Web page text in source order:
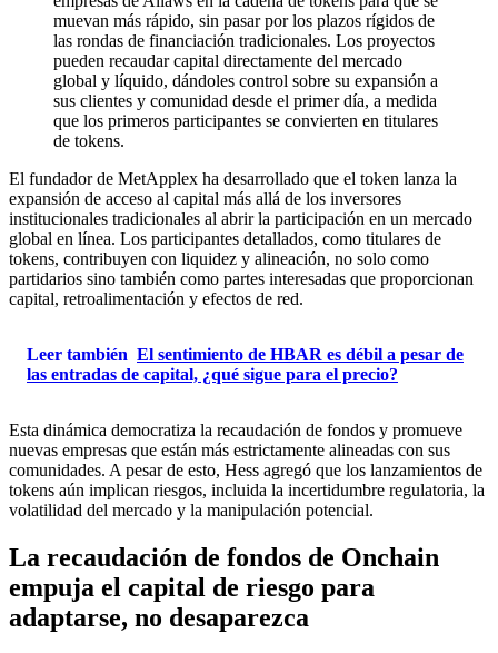
muevan más rápido, sin pasar por los plazos rígidos de
las rondas de financiación tradicionales. Los proyectos
pueden recaudar capital directamente del mercado
global y líquido, dándoles control sobre su expansión a
sus clientes y comunidad desde el primer día, a medida
que los primeros participantes se convierten en titulares
de tokens.
El fundador de MetApplex ha desarrollado que el token lanza la
expansión de acceso al capital más allá de los inversores
institucionales tradicionales al abrir la participación en un mercado
global en línea. Los participantes detallados, como titulares de
tokens, contribuyen con liquidez y alineación, no solo como
partidarios sino también como partes interesadas que proporcionan
capital, retroalimentación y efectos de red.
Leer también El sentimiento de HBAR es débil a pesar de
las entradas de capital, ¿qué sigue para el precio?
Esta dinámica democratiza la recaudación de fondos y promueve
nuevas empresas que están más estrictamente alineadas con sus
comunidades. A pesar de esto, Hess agregó que los lanzamientos de
tokens aún implican riesgos, incluida la incertidumbre regulatoria, la
volatilidad del mercado y la manipulación potencial.
La recaudación de fondos de Onchain
empuja el capital de riesgo para
adaptarse, no desaparezca